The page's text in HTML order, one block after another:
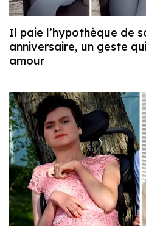
Il paie l’hypothèque de
anniversaire, un geste
amour